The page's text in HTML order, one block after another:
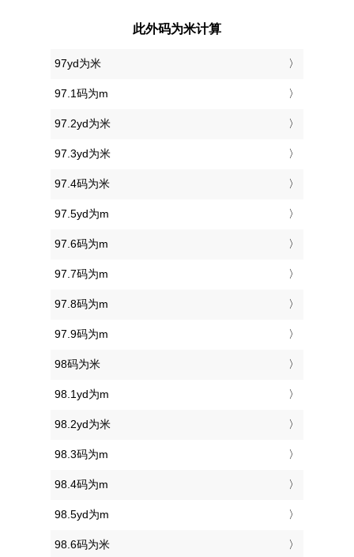
此外码为米计算
97yd为米
97.1码为m
97.2yd为米
97.3yd为米
97.4码为米
97.5yd为m
97.6码为m
97.7码为m
97.8码为m
97.9码为m
98码为米
98.1yd为m
98.2yd为米
98.3码为m
98.4码为m
98.5yd为m
98.6码为米